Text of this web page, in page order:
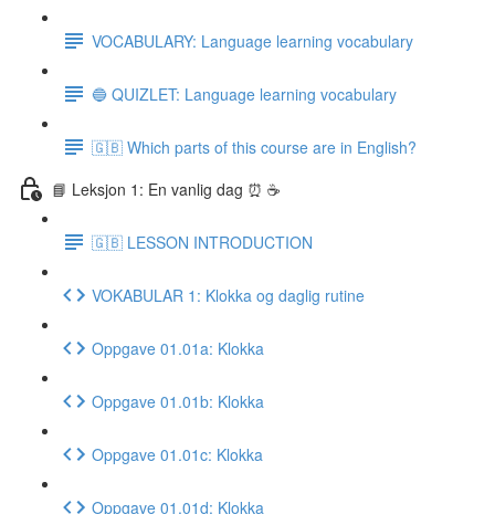
VOCABULARY: Language learning vocabulary
🔵 QUIZLET: Language learning vocabulary
🇬🇧 Which parts of this course are in English?
📘 Leksjon 1: En vanlig dag ⏰ ☕️
🇬🇧 LESSON INTRODUCTION
VOKABULAR 1: Klokka og daglig rutine
Oppgave 01.01a: Klokka
Oppgave 01.01b: Klokka
Oppgave 01.01c: Klokka
Oppgave 01.01d: Klokka